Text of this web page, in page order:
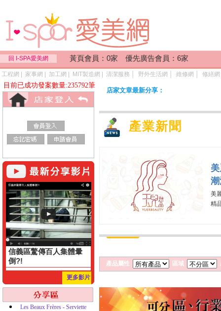
回 I-SPA愛美網 黃頁會員：0家 優先廣告會員：6家
工程網 家事網 加工網 MIT製造網 清潔服務 野外生活網 維修網 修繕網
目前已成功發案數量:235792筆
信義區驚傳百人集體暈
倒?!
更多影片
Les Beaux Frères - Serviette
店家文章最新分享：
產業新聞
美
精
產品屬性 區域